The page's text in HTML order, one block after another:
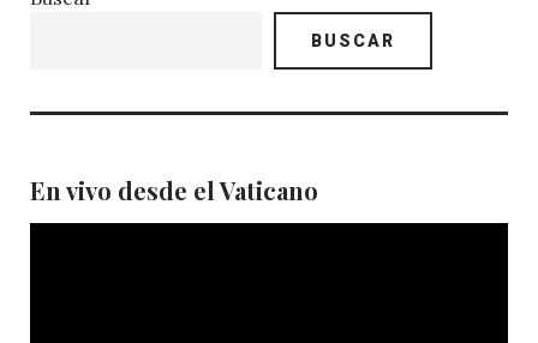
BUSCAR
En vivo desde el Vaticano